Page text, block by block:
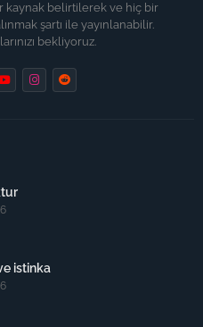
kaynak belirtilerek ve hiç bir
şartı ile yayınlanabilir.
bekliyoruz.
istinka